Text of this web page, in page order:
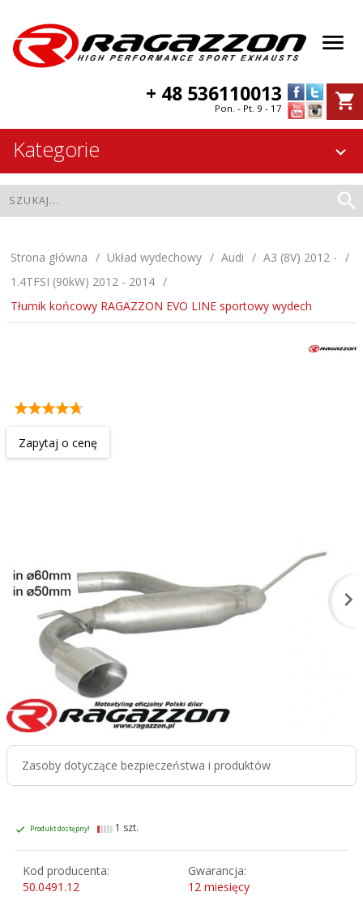
+ 48 536110013
Pon. - Pt. 9 - 17
Kategorie
Strona główna Układ wydechowy Audi
A3 (8V) 2012 -
1.4TFSI (90kW) 2012 - 2014
Tłumik końcowy RAGAZZON EVO LINE sportowy wydech
Zapytaj o cenę
Zasoby dotyczące bezpieczeństwa i produktów
Produkt dostępny! 1 szt.
Kod producenta:
50.0491.12
Gwarancja:
12 miesięcy